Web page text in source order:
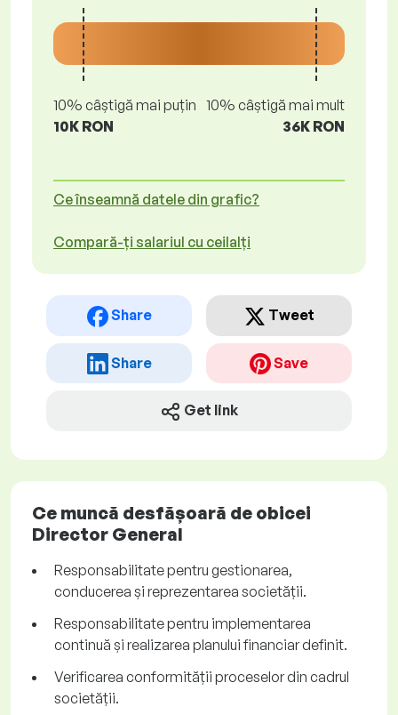
10% câștigă mai puțin
10K RON
10% câștigă mai mult
36K RON
Ce înseamnă datele din grafic?
Compară-ți salariul cu ceilalți
Share Tweet
Share Save
Get link
Ce muncă desfășoară de obicei
Director General
Responsabilitate pentru gestionarea,
conducerea și reprezentarea societății.
Responsabilitate pentru implementarea
continuă și realizarea planului financiar definit.
Verificarea conformității proceselor din cadrul
societății.